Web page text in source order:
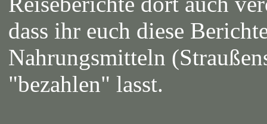
dass ihr euch diese
Nahrungsmitteln
"bezahlen" lasst.